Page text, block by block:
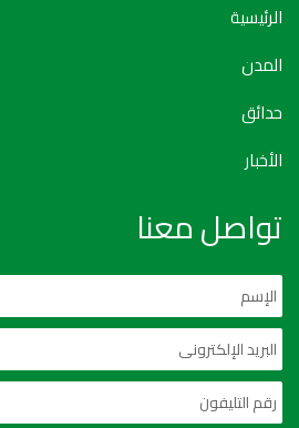
الرئيسية
المدن
حدائق
الأخبار
تواصل معنا